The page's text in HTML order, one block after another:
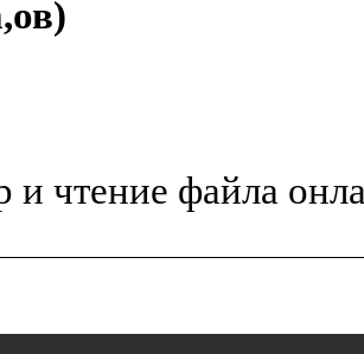
и чтение файла